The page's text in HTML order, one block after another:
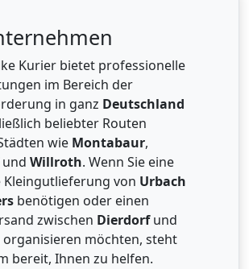
Kurier bietet professionelle
im Bereich der
in ganz Deutschland
beliebter Routen
wie Montabaur,
und Willroth. Wenn Sie eine
von Urbach
benötigen oder einen
zwischen Dierdorfund
organisieren möchten, steht
bereit, Ihnen zu helfen.